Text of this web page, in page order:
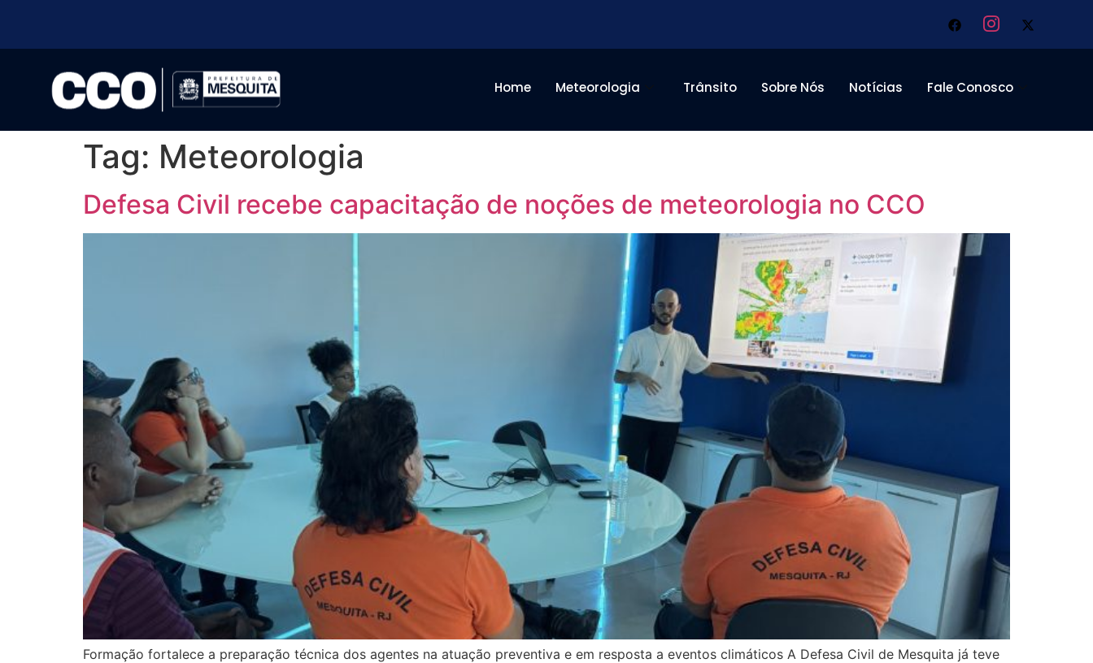
Home Meteorologia Trânsito Sobre Nós Notícias Fale Conosco
Tag: Meteorologia
Defesa Civil recebe capacitação de noções de meteorologia no CCO
Formação fortalece a preparação técnica dos agentes na atuação preventiva e em resposta a eventos climáticos A Defesa Civil de Mesquita já teve